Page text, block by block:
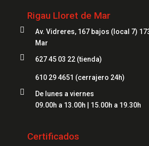
Cerrajeros Figueres
Cerrajeros Mataró
Cerrajeros Platja d'Aro
Cerrajeros Banyoles
Cajas Fuertes Blanes
Cajas Fuertes Mataró
Cajas Fuertes Figueres
Cajas Fuertes Lloret
Rigau Lloret de Mar

Av. Vidreres, 167 bajos (local 7)
Mar
 627 45 03 22 (tienda)
610 29 4651 (cerrajero 24h)

De lunes a viernes
09.00h a 13.00h | 15.00h a 19.30h
Certificados